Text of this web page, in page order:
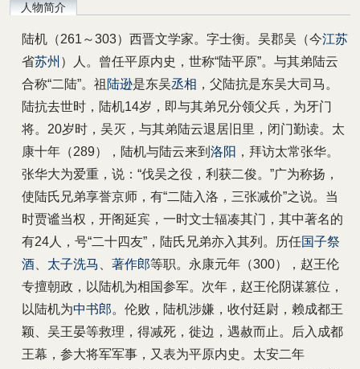
人物简介
陆机（261～303）西晋文学家。字士衡。吴郡吴（今江苏
省苏州 ）人。曾任平原内史，世称“陆平原”。与其弟陆云
合称“二陆”。祖 陆逊是东吴丞相 ，父陆抗是东吴大司马。
陆抗去世时，陆机14岁，即与其弟兄分领父兵，为牙门
将。20岁时，吴灭，与其弟陆云退居旧里，闭门勤读。太
康十年（289），陆机与陆云来到 洛阳 ，拜访太常张华。
张华大为爱重，说：“伐吴之役，利获二俊。”广为称扬，
使陆氏兄弟享誉京师，有“二陆入洛，三张减价”之说。当
时贾谧当权，开阁延宾，一时文士辐凑其门，其中著名的
有24人，号“二十四友”，陆氏兄弟亦入其列。历任国子祭
酒
太子洗马 著作郎等职。永康元年（300），赵王伦
专擅朝政，以陆机为相国参军。次年，赵王伦阴谋篡位，
以陆机为中书郎。伦败，陆机涉嫌，收付廷尉，赖成都王
颖、吴王晏等救理，得减死，徙边，遇赦而止。后入成都
王幕，参大将军军事，又表为平原内史。太安二年